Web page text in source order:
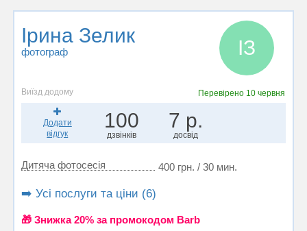
Ірина Зелик
фотограф ІЗ
Виїзд додому Перевірено 10 червня
Додати
відгук
100
дзвінків
7 р.
досвід
Дитяча фотосесія 400 грн. / 30 мин.
➡️ Усі послуги та ціни (6)
🎁 Знижка 20% за промокодом Barb